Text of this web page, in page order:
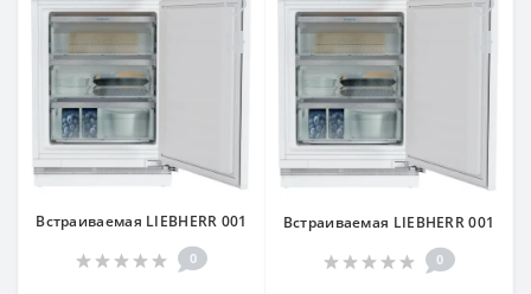
Встраиваемая LIEBHERR 001
0
Встраиваемая LIEBHERR 001
0